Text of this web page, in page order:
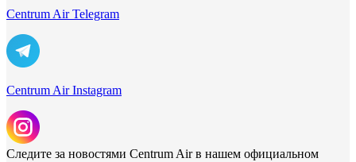
Centrum Air Telegram
Centrum Air Instagram
Следите за новостями Centrum Air в нашем официальном